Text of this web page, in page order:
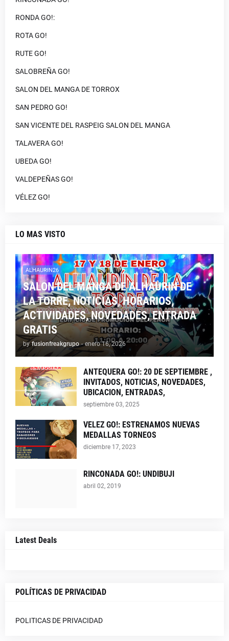
RONDA GO!:
ROTA GO!
RUTE GO!
SALOBREÑA GO!
SALON DEL MANGA DE TORROX
SAN PEDRO GO!
SAN VICENTE DEL RASPEIG SALON DEL MANGA
TALAVERA GO!
UBEDA GO!
VALDEPEÑAS GO!
VÉLEZ GO!
LO MAS VISTO
ALHAURIN26
SALON DEL MANGA DE ALHAURIN DE
LA TORRE, NOTICIAS, HORARIOS,
ACTIVIDADES, NOVEDADES, ENTRADA
GRATIS
by fusionfreakgrupo - enero 16, 2026
ANTEQUERA GO!: 20 DE SEPTIEMBRE ,
INVITADOS, NOTICIAS, NOVEDADES,
UBICACION, ENTRADAS,
septiembre 03, 2025
VELEZ GO!: ESTRENAMOS NUEVAS
MEDALLAS TORNEOS
diciembre 17, 2023
RINCONADA GO!: UNDIBUJI
abril 02, 2019
Latest Deals
POLÍTICAS DE PRIVACIDAD
POLITICAS DE PRIVACIDAD